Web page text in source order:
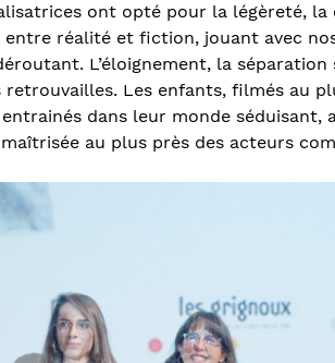
ont opté pour la légèreté, la
entre réalité et fiction, jouant avec
L’éloignement, la
retrouvailles. Les enfants, filmés au
dans leur monde séduisant,
au plus près des acteurs